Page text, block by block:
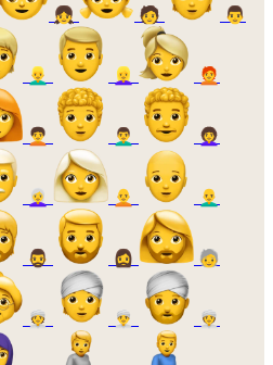
👧 🧑 👨
👱‍♂️ 👱‍♀️ 🧑‍🦰
🧑‍🦱 👨‍🦱 👩‍🦱
👩‍🦳 🧑‍🦲 👨‍🦲
🧔‍♂️ 🧔‍♀️ 🧓
👳 👳‍♂️ 👳‍♀️